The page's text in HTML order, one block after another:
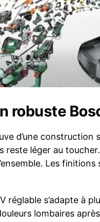
robuste
d’une construction
léger au toucher.
Les
s’adapte à
lombaires